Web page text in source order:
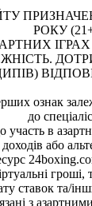
РОКУ
ознак
до
участь в
або
ставок та/
з